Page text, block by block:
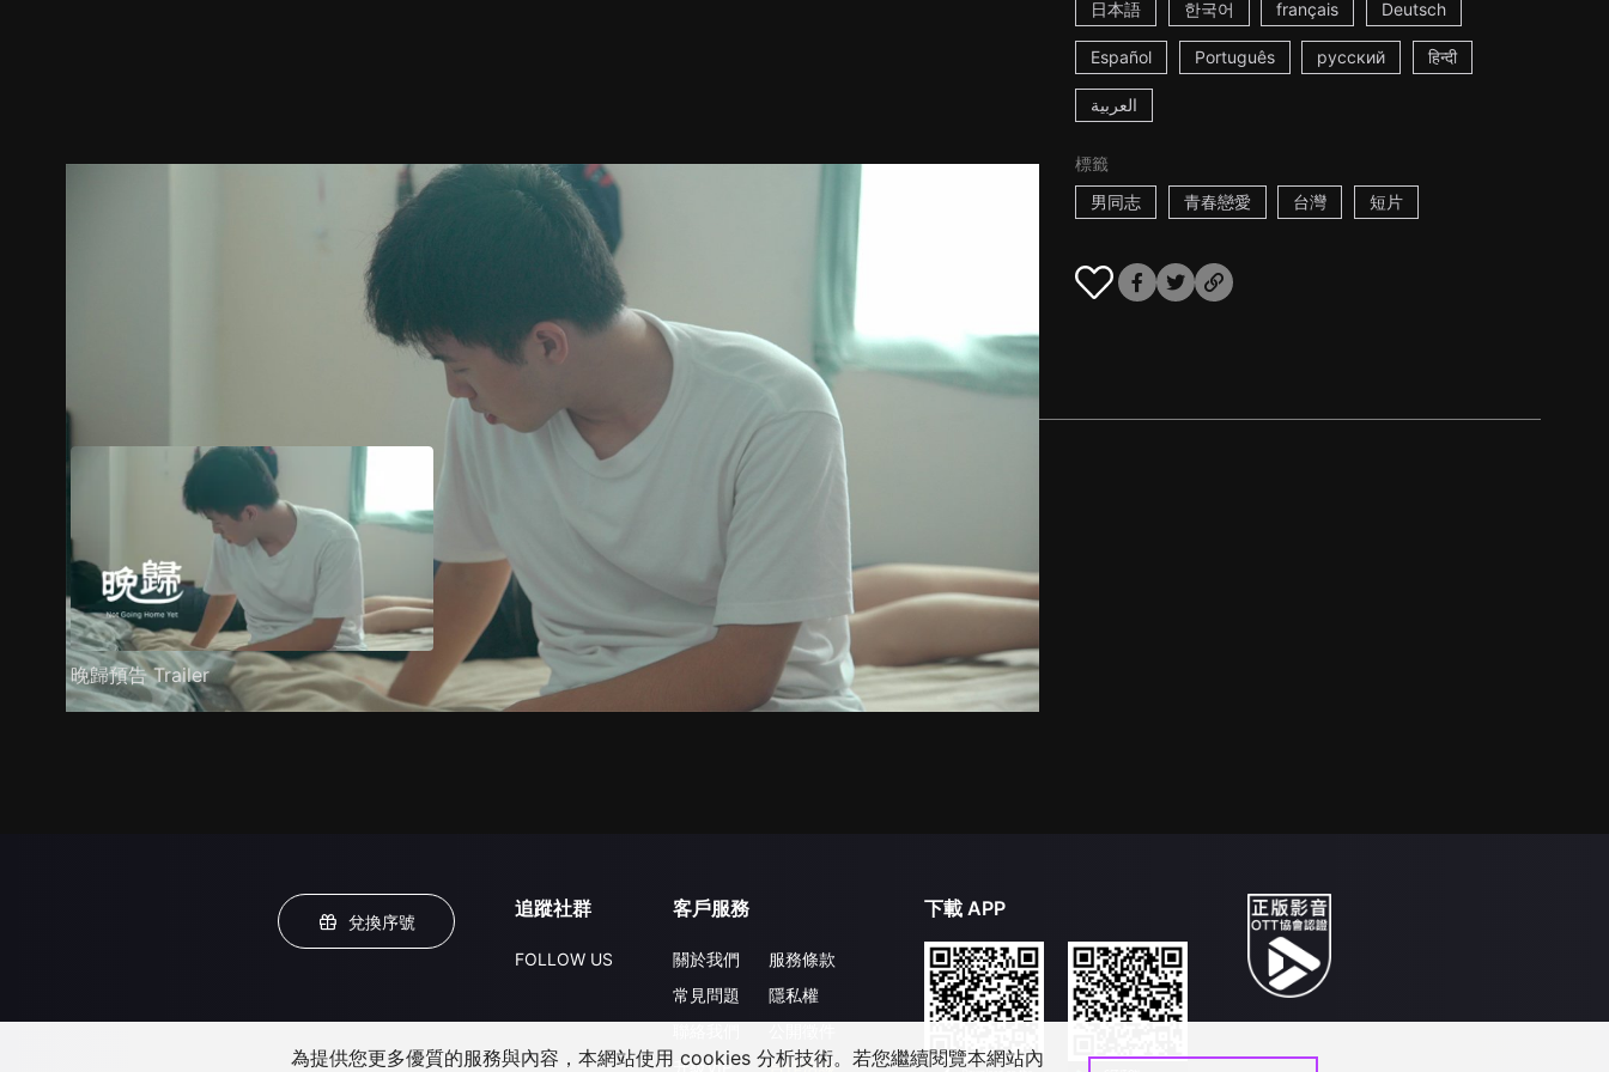
日本語 한국어 français Deutsch
Español Português русский हिन्दी
العربية
標籤
男同志
青春戀愛 台灣 短片
晚歸預告 Trailer
兌換序號
追蹤社群
FOLLOW US
客戶服務
關於我們
常見問題
升級VIP
服務條款
隱私權
合作洽談
下載 APP
為提供您更多優質的服務與內容，本網站使用 cookies 分析技術。若您繼續閱覽本網站內